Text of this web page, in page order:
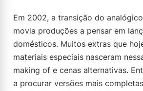
Em 2002, a transição do
movia produções a pensar em
domésticos. Muitos extras que
materiais especiais nasceram
making of e cenas alternativas.
a procurar versões mais